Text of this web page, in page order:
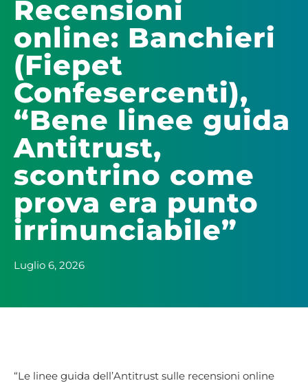
Recensioni
online: Banchieri
(Fiepet
Confesercenti),
“Bene linee guida
Antitrust,
scontrino come
prova era punto
irrinunciabile”
Luglio 6, 2026
“Le linee guida dell’Antitrust sulle recensioni online